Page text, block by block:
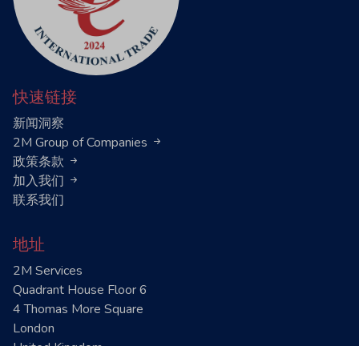
快速链接
新闻洞察
2M Group of Companies
政策条款
加入我们
联系我们
地址
2M Services
Quadrant House Floor 6
4 Thomas More Square
London